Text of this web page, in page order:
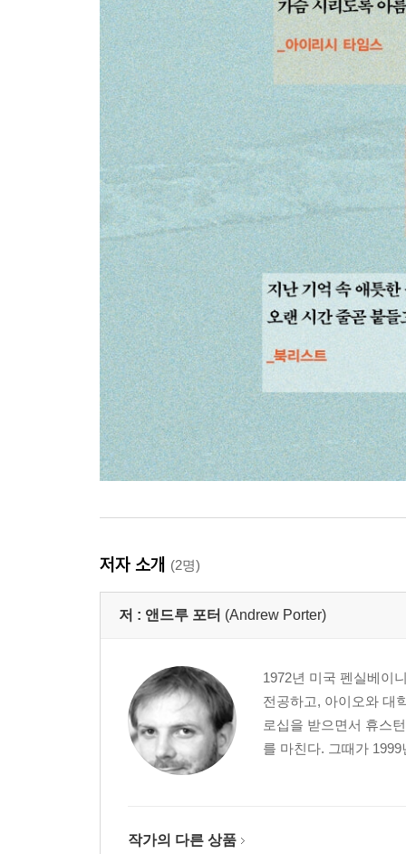
저자 소개 (2명)
저 : 앤드루 포터 (Andrew Porter)
1972년 미국 펜실베이
전공하고, 아이오와 대
로십을 받으면서 휴스
를 마친다. 그때가
작가의 다른 상품